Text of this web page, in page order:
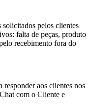
solicitados pelos clientes
falta de peças, produto
recebimento fora do
aos clientes nos
com o Cliente e